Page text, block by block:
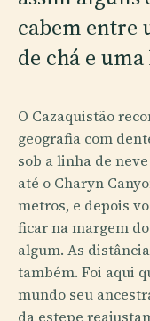
cabem entre
de chá e
O Cazaquistão
geografia com
sob a linha de
até o Charyn
metros, e depois
ficar na margem
algum. As
também. Foi aqui
mundo seu
da estepe